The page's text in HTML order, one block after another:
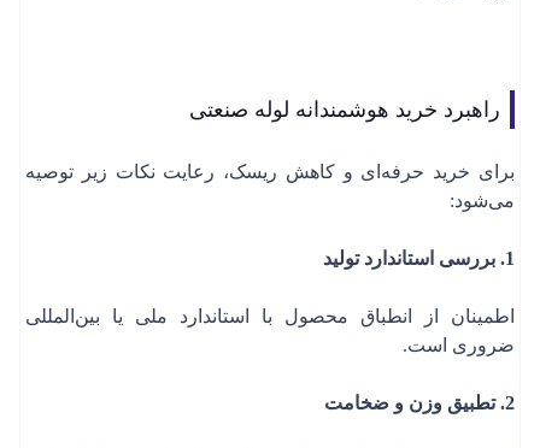
راهبرد خرید هوشمندانه لوله صنعتی
برای خرید حرفه‌ای و کاهش ریسک، رعایت نکات زیر توصیه
می‌شود:
1. بررسی استاندارد تولید
اطمینان از انطباق محصول با استاندارد ملی یا بین‌المللی
ضروری است.
2. تطبیق وزن و ضخامت